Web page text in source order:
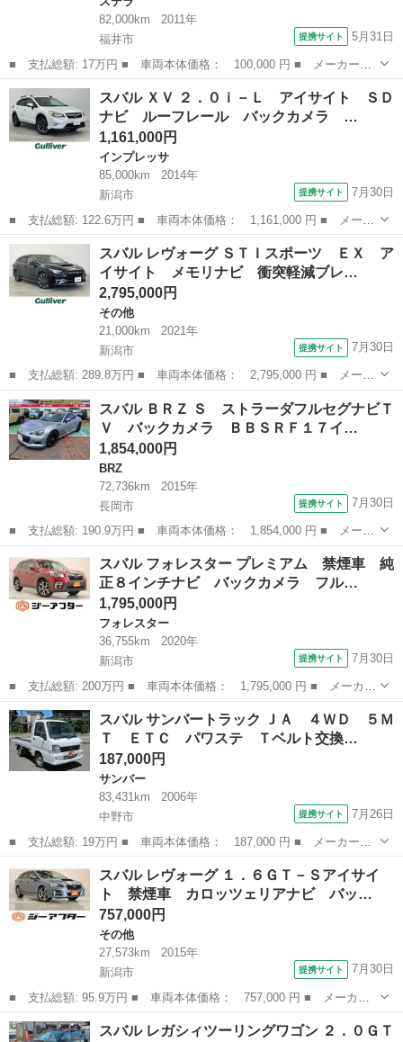
82,000km
2011年
福井市
提携サイト 5月31日
■ 支払総額: 17万円 ■ 車両本体価格： 100,000 円 ■ メーカー
名： スバル ■ 車種名： ステラ ■ グレード名： Ｌ ＣＤオー
ディオ ベンチシート ■ 排気量： 660cc ■ ドア枚数： 5D ■ ミ
ッ...
福井 福井市
スバル ＸＶ ２．０ｉ－Ｌ アイサイト ＳＤ
ナビ ルーフレール バックカメラ …
1,161,000円
インプレッサ
85,000km
2014年
新潟市
提携サイト 7月30日
■ 支払総額: 122.6万円 ■ 車両本体価格： 1,161,000 円 ■ メーカ
ー名： スバル ■ 車種名： ＸＶ ■ グレード名： ２．０ｉ－
Ｌ アイサイト ＳＤナビ ルーフレール バックカメラ フルセ
グ Ｄ席パワ...
新潟 新潟市 インプレッサ
スバル レヴォーグ ＳＴＩスポーツ ＥＸ ア
イサイト メモリナビ 衝突軽減ブレ…
2,795,000円
その他
21,000km
2021年
新潟市
提携サイト 7月30日
■ 支払総額: 289.8万円 ■ 車両本体価格： 2,795,000 円 ■ メーカ
ー名： スバル ■ 車種名： レヴォーグ ■ グレード名： ＳＴＩ
スポーツ ＥＸ アイサイト メモリナビ 衝突軽減ブレーキ レー
ンキープ...
新潟 新潟市
スバル ＢＲＺ Ｓ ストラーダフルセグナビＴ
Ｖ バックカメラ ＢＢＳＲＦ１７イ…
1,854,000円
BRZ
72,736km
2015年
長岡市
提携サイト 7月30日
■ 支払総額: 190.9万円 ■ 車両本体価格： 1,854,000 円 ■ メーカ
ー名： スバル ■ 車種名： ＢＲＺ ■ グレード名： Ｓ ストラ
ーダフルセグナビＴＶ バックカメラ ＢＢＳＲＦ１７インチアル
ミ ＳＴｉ...
長岡市
スバル フォレスター プレミアム 禁煙車 純
正８インチナビ バックカメラ フル…
1,795,000円
フォレスター
36,755km
2020年
新潟市
提携サイト 7月30日
■ 支払総額: 200万円 ■ 車両本体価格： 1,795,000 円 ■ メーカー
名： スバル ■ 車種名： フォレスター ■ グレード名： プレミ
アム 禁煙車 純正８インチナビ バックカメラ フルセグＴＶ Ｏ
Ｐ電動リア...
新潟 新潟市 フォレスター
スバル サンバートラック ＪＡ ４ＷＤ ５Ｍ
Ｔ ＥＴＣ パワステ Ｔベルト交換…
187,000円
サンバー
83,431km
2006年
中野市
提携サイト 7月26日
■ 支払総額: 19万円 ■ 車両本体価格： 187,000 円 ■ メーカー
名： スバル ■ 車種名： サンバートラック ■ グレード名： Ｊ
Ａ ４ＷＤ ５ＭＴ ＥＴＣ パワステ Ｔベルト交換済み 車検８
年１１月 エアコ...
長野 中野市
スバル レヴォーグ １．６ＧＴ－Ｓアイサイ
ト 禁煙車 カロッツェリアナビ バッ…
757,000円
その他
27,573km
2015年
新潟市
提携サイト 7月30日
■ 支払総額: 95.9万円 ■ 車両本体価格： 757,000 円 ■ メーカー
名： スバル ■ 車種名： レヴォーグ ■ グレード名： １．６Ｇ
Ｔ－Ｓアイサイト 禁煙車 カロッツェリアナビ バックカメラ ア
新潟 新潟市
スバル レガシィツーリングワゴン ２．０ＧＴ